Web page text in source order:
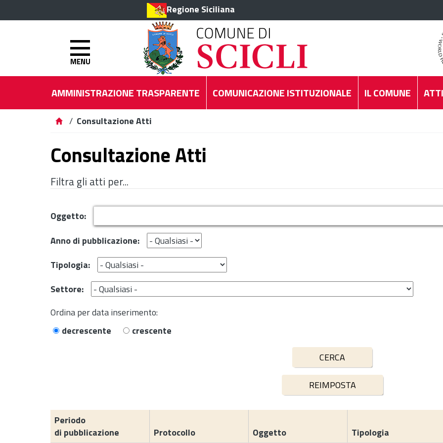
Regione Siciliana
MENU
AMMINISTRAZIONE TRASPARENTE COMUNICAZIONE ISTITUZIONALE IL COMUNE
/ Consultazione Atti
Consultazione Atti
Filtra gli atti per...
Oggetto:
Anno di pubblicazione:
Tipologia:
Settore:
Ordina per data inserimento:
decrescente
crescente
Periodo
di pubblicazione
Protocollo Oggetto Tipologia